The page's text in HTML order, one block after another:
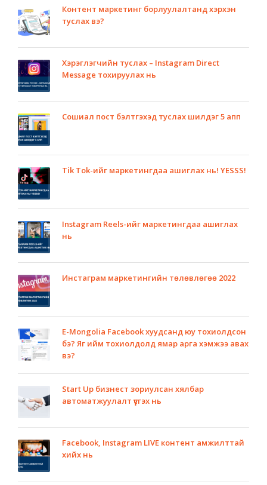
Контент маркетинг борлуулалтанд хэрхэн
туслах вэ?
Хэрэглэгчийн туслах – Instagram Direct
Message тохируулах нь
Сошиал пост бэлтгэхэд туслах шилдэг 5 апп
Tik Tok-ийг маркетингдаа ашиглах нь! YESSS!
Instagram Reels-ийг маркетингдаа ашиглах
нь
Инстаграм маркетингийн төлөвлөгөө 2022
E-Mongolia Facebook хуудсанд юу тохиолдсон
бэ? Яг ийм тохиолдолд ямар арга хэмжээ авах
вэ?
Start Up бизнест зориулсан хялбар
автоматжуулалт үүсгэх нь
Facebook, Instagram LIVE контент амжилттай
хийх нь